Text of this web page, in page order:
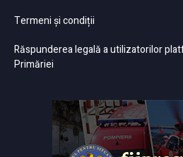
Termeni și condiții
Răspunderea legală a utilizatorilor
Primăriei